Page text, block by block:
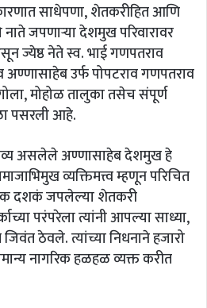
साधेपणा, शेतकरीहित आणि
जपणाऱ्या देशमुख परिवारावर
ज्येष्ठ नेते स्व. भाई गणपतराव
उर्फ पोपटराव गणपतराव
मोहोळ तालुका तसेच संपूर्ण
पसरली आहे.
असलेले अण्णासाहेब देशमुख हे
व्यक्तिमत्त्व म्हणून परिचित
दशकं जपलेल्या शेतकरी
परंपरेला त्यांनी आपल्या साध्या,
ठेवले. त्यांच्या निधनाने हजारो
नागरिक हळहळ व्यक्त करीत